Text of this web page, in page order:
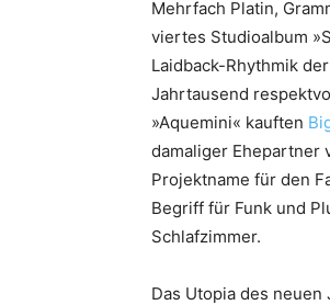
Mehrfach Platin,
viertes Studioalbum
Laidback-Rhythmik
Jahrtausend
»Aquemini« kauften
damaliger Ehepartner
Projektname für den
Begriff für Funk und
Schlafzimmer.
Das Utopia des